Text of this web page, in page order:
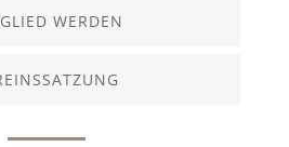
WERDEN